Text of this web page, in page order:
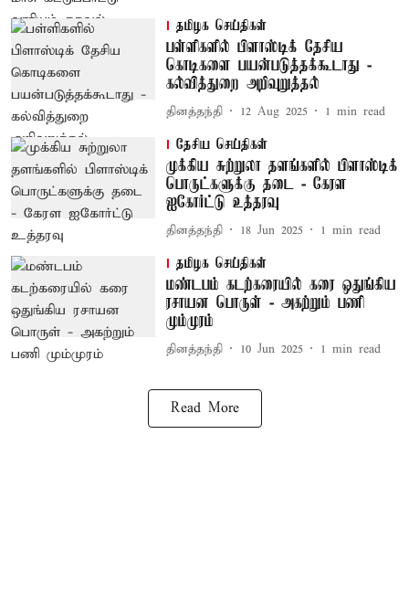
தமிழக செய்திகள்
பள்ளிகளில் பிளாஸ்டிக் தேசிய
கொடிகளை பயன்படுத்தக்கூடாது -
கல்வித்துறை அறிவுறுத்தல்
தினத்தந்தி 12 Aug 2025 1 min read
தேசிய செய்திகள்
முக்கிய சுற்றுலா தளங்களில் பிளாஸ்டிக்
பொருட்களுக்கு தடை - கேரள
ஐகோர்ட்டு உத்தரவு
தினத்தந்தி 18 Jun 2025 1 min read
தமிழக செய்திகள்
மண்டபம் கடற்கரையில் கரை ஒதுங்கிய
ரசாயன பொருள் - அகற்றும் பணி
மும்முரம்
தினத்தந்தி 10 Jun 2025 1 min read
Read More